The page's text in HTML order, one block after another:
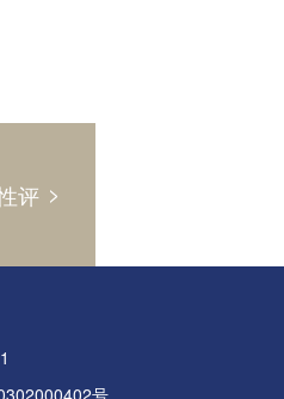
>
评
号